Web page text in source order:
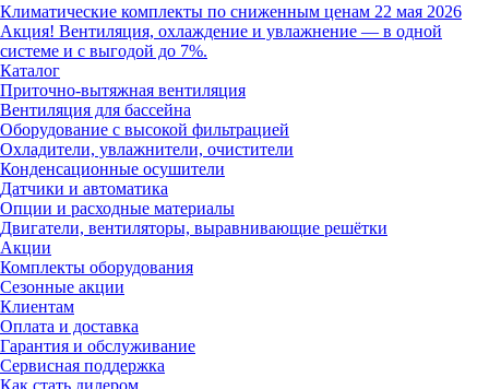
Климатические комплекты по сниженным ценам 22 мая 2026
Акция! Вентиляция, охлаждение и увлажнение — в одной
системе и с выгодой до 7%.
Каталог
Приточно-вытяжная вентиляция
Вентиляция для бассейна
Оборудование с высокой фильтрацией
Охладители, увлажнители, очистители
Конденсационные осушители
Датчики и автоматика
Опции и расходные материалы
Двигатели, вентиляторы, выравнивающие решётки
Акции
Комплекты оборудования
Сезонные акции
Клиентам
Оплата и доставка
Гарантия и обслуживание
Сервисная поддержка
Как стать дилером